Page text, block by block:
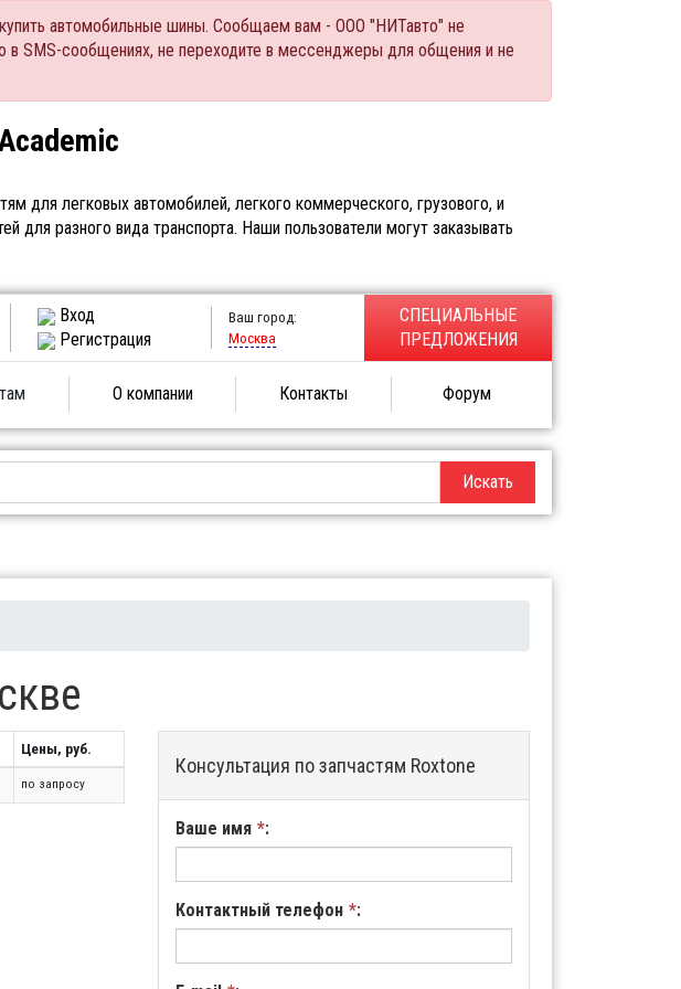
автомобильные шины. Сообщаем вам - ООО "НИТавто" не
в SMS-сообщениях, не переходите в мессенджеры для общения и не
для легковых автомобилей, легкого коммерческого, грузового, и
для разного вида транспорта. Наши пользователи могут заказывать
Вход
Регистрация
Ваш город:
Москва
СПЕЦИАЛЬНЫЕ
ПРЕДЛОЖЕНИЯ
О компании Контакты Форум
Искать
Цены, руб.
по запросу
Консультация по запчастям Roxtone
Ваше имя *:
Контактный телефон *: